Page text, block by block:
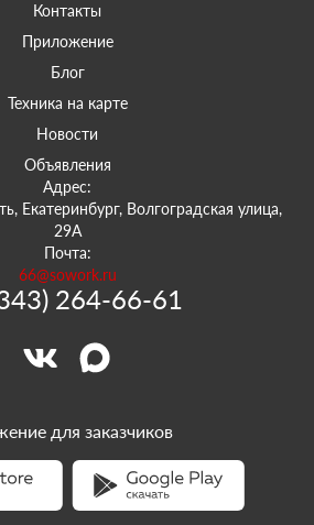
Контакты
Приложение
Блог
Техника на карте
Новости
Объявления
Адрес:
Екатеринбург, Волгоградская улица,
29А
Почта:
66@sowork.ru
264-66-61
для заказчиков